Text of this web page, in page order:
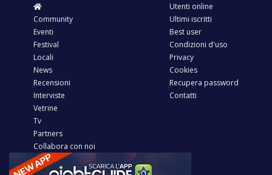
Community
Eventi
Festival
Locali
News
Recensioni
Interviste
Vetrine
Tv
Partners
Collabora con noi
Utenti online
Ultimi iscritti
Best user
Condizioni d'uso
Privacy
Cookies
Recupera password
Contatti